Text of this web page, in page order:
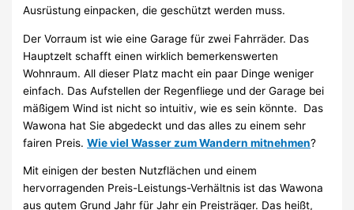
Ausrüstung einpacken, die geschützt werden muss.
Der Vorraum ist wie eine Garage für zwei Fahrräder. Das
Hauptzelt schafft einen wirklich bemerkenswerten
Wohnraum. All dieser Platz macht ein paar Dinge weniger
einfach. Das Aufstellen der Regenfliege und der Garage bei
mäßigem Wind ist nicht so intuitiv, wie es sein könnte. Das
Wawona hat Sie abgedeckt und das alles zu einem sehr
fairen Preis.Wie viel Wasser zum Wandern mitnehmen?
Mit einigen der besten Nutzflächen und einem
hervorragenden Preis-Leistungs-Verhältnis ist das Wawona
aus gutem Grund Jahr für Jahr ein Preisträger. Das heißt,